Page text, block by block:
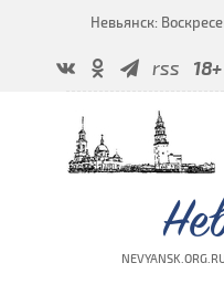
Невьянск:
rss 18+